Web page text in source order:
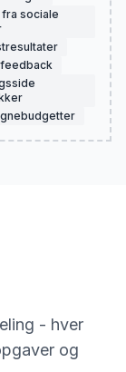
sociale
- hver
og